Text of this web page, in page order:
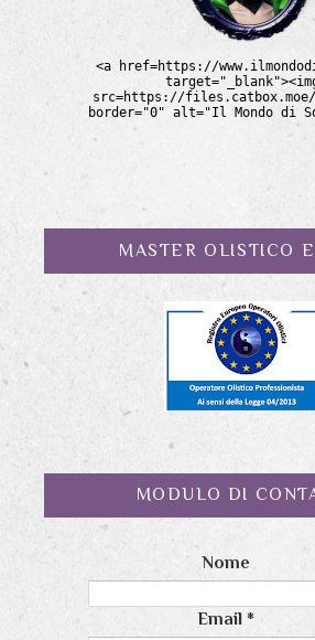
MASTER OLISTICO
MODULO DI
Nome
Email *